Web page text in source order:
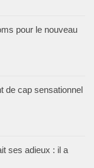
pour le nouveau
de cap sensationnel
ses adieux : il a